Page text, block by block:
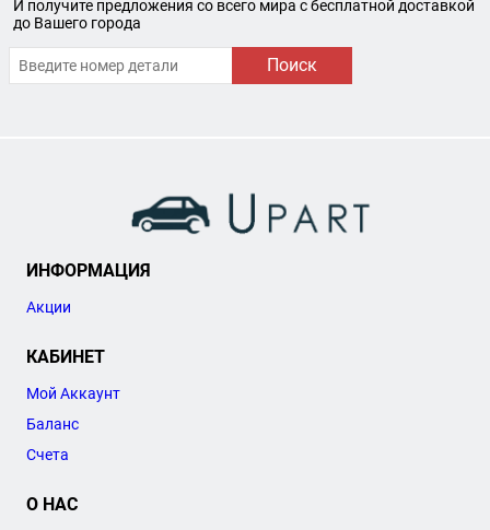
И получите предложения со всего мира с бесплатной доставкой
до Вашего города
Поиск
ИНФОРМАЦИЯ
Акции
КАБИНЕТ
Мой Аккаунт
Баланс
Счета
О НАС